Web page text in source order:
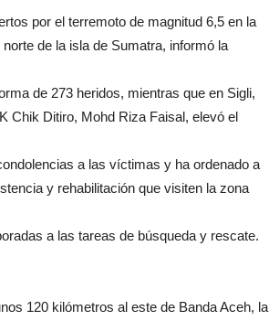
por el terremoto de magnitud 6,5 en la
de la isla de Sumatra, informó la
de 273 heridos, mientras que en Sigli,
Chik Ditiro, Mohd Riza Faisal, elevó el
a las víctimas y ha ordenado a
y rehabilitación que visiten la zona
a las tareas de búsqueda y rescate.
120 kilómetros al este de Banda Aceh, la